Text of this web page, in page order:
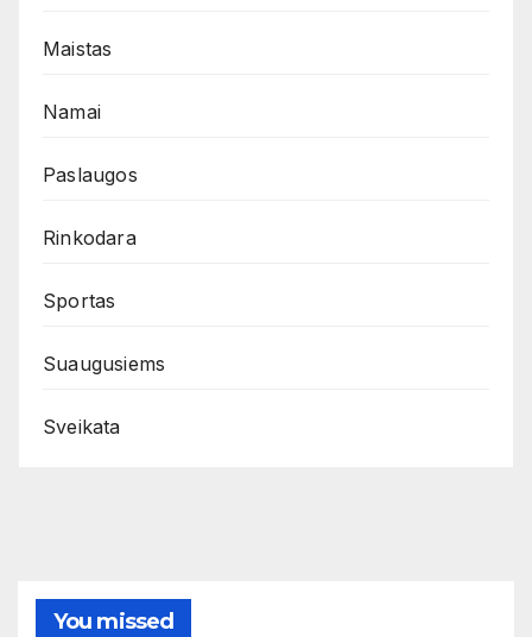
Maistas
Namai
Paslaugos
Rinkodara
Sportas
Suaugusiems
Sveikata
You missed